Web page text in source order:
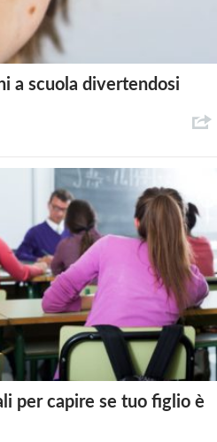
a scuola divertendosi
per capire se tuo figlio è